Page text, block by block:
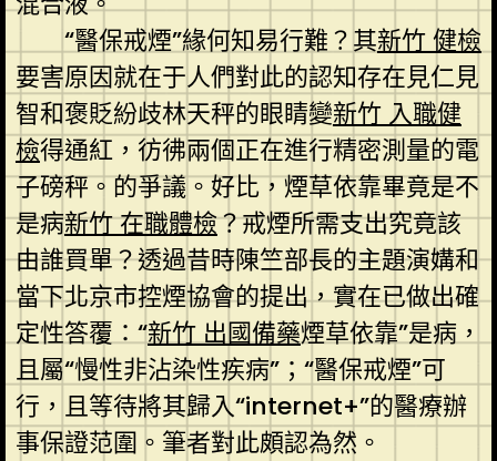
“醫保戒煙”緣何知易行難？其新竹 健檢
要害原因就在于人們對此的認知存在見仁見
智和褒貶紛歧林天秤的眼睛變新竹 入職健
檢得通紅，彷彿兩個正在進行精密測量的電
子磅秤。的爭議。好比，煙草依靠畢竟是不
是病新竹 在職體檢？戒煙所需支出究竟該
由誰買單？透過昔時陳竺部長的主題演媾和
當下北京市控煙協會的提出，實在已做出確
定性答覆：“新竹 出國備藥煙草依靠”是病，
且屬“慢性非沾染性疾病”；“醫保戒煙”可
行，且等待將其歸入“internet+”的醫療辦
事保證范圍。筆者對此頗認為然。